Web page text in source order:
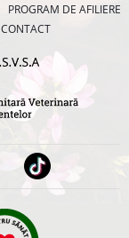
PROGRAM DE AFILIERE
CONTACT